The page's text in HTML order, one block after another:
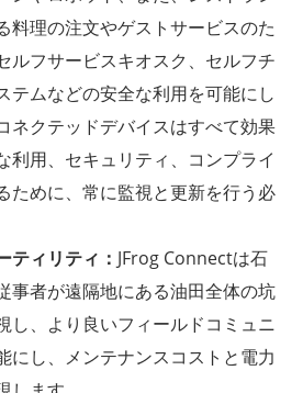
料理の注文やゲストサービスのた
ルフサービスキオスク、セルフチ
テムなどの安全な利用を可能にし
ネクテッドデバイスはすべて効果
利用、セキュリティ、コンプライ
ために、常に監視と更新を行う必
ティリティ： JFrog Connectは石
事者が遠隔地にある油田全体の坑
し、より良いフィールドコミュニ
にし、メンテナンスコストと電力